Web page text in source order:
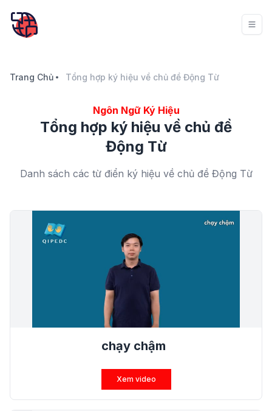
Trang Chủ Tổng hợp ký hiệu về chủ đề Động Từ
Ngôn Ngữ Ký Hiệu
Tổng hợp ký hiệu về chủ đề
Động Từ
Danh sách các từ điển ký hiệu về chủ đề Động Từ
chạy chậm
Xem video